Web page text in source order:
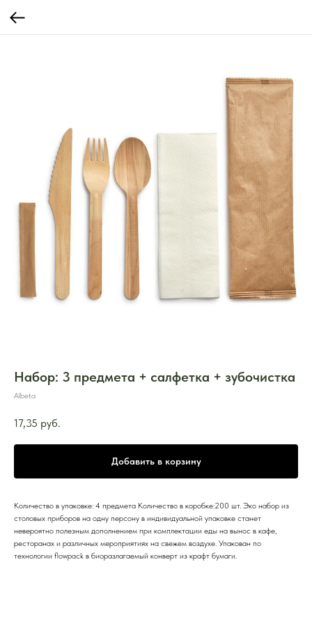
Набор: 3 предмета + салфетка + зубочистка
Albeta
17,35 руб.
Добавить в корзину
Количество в упаковке: 4 предмета Количество в коробке:200 шт. Эко набор из
столовых приборов на одну персону в индивидуальной упаковке станет
невероятно полезным дополнением при комплектации еды на вынос в кафе,
ресторанах и различных мероприятиях на свежем воздухе. Упакован по
технологии flowpack в биоразлагаемый конверт из крафт бумаги.